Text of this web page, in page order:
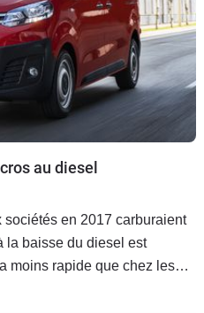
au diesel
en 2017 carburaient
la baisse du diesel est
moins rapide que chez les